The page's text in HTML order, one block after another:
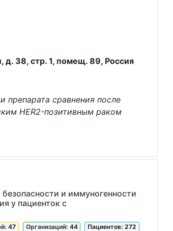
д. 38, стр. 1, помещ. 89, Россия
препарата сравнения после
HER2-позитивным раком
и иммуногенности
у пациенток с
Пациентов: 272
Организаций: 44
: 47